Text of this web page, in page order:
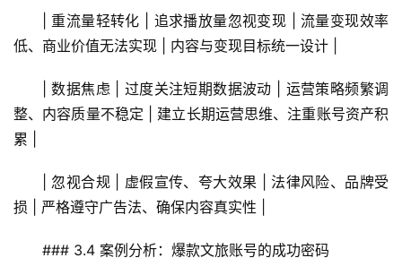
| 重流量轻转化 | 追求播放量忽视变现 | 流量变现效率
低、商业价值无法实现 | 内容与变现目标统一设计 |
| 数据焦虑 | 过度关注短期数据波动 | 运营策略频繁调
整、内容质量不稳定 | 建立长期运营思维、注重账号资产积
累 |
| 忽视合规 | 虚假宣传、夸大效果 | 法律风险、品牌受
损 | 严格遵守广告法、确保内容真实性 |
### 3.4 案例分析：爆款文旅账号的成功密码